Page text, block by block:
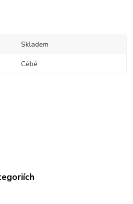
Skladem
Cébé